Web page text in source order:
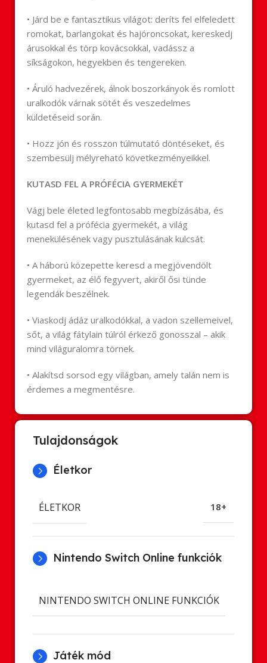
• Járd be e fantasztikus világot: deríts fel elfeledett
romokat, barlangokat és hajóroncsokat, kereskedj
árusokkal és törp kovácsokkal, vadássz a
síkságokon, hegyekben és tengereken.
• Áruló hadvezérek, álnok boszorkányok és romlott
uralkodók várnak sötét és veszedelmes
küldetéseid során.
• Hozz jón és rosszon túlmutató döntéseket, és
szembesülj mélyreható következményeikkel.
KUTASD FEL A PRÓFÉCIA GYERMEKÉT
Vágj bele életed legfontosabb megbízásába, és
kutasd fel a prófécia gyermekét, a világ
menekülésének vagy pusztulásának kulcsát.
• A háború közepette keresd a megjövendölt
gyermeket, az élő fegyvert, akiről ősi tünde
legendák beszélnek.
• Viaskodj ádáz uralkodókkal, a vadon szellemeivel,
sőt, a világ fátylain túlról érkező gonosszal – akik
mind világuralomra törnek.
• Alakítsd sorsod egy világban, amely talán nem is
érdemes a megmentésre.
Tulajdonságok
Életkor
ÉLETKOR 18+
Nintendo Switch Online funkciók
NINTENDO SWITCH ONLINE FUNKCIÓK
Játék mód